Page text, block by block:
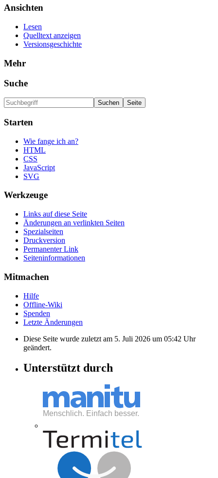
Ansichten
Lesen
Quelltext anzeigen
Versionsgeschichte
Mehr
Suche
Starten
Wie fange ich an?
HTML
CSS
JavaScript
SVG
Werkzeuge
Links auf diese Seite
Änderungen an verlinkten Seiten
Spezialseiten
Druckversion
Permanenter Link
Seiten­informationen
Mitmachen
Hilfe
Offline-Wiki
Spenden
Letzte Änderungen
Diese Seite wurde zuletzt am 5. Juli 2026 um 05:42 Uhr
geändert.
Unterstützt durch